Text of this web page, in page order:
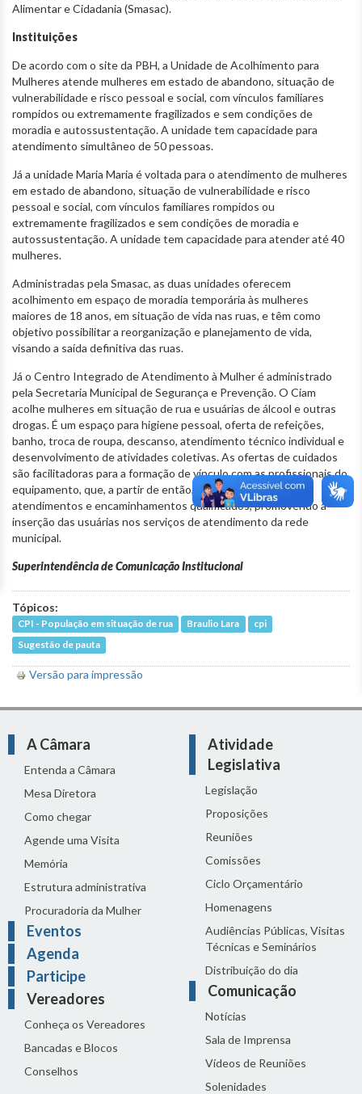
Alimentar e Cidadania (Smasac).
Instituições
De acordo com o site da PBH, a Unidade de Acolhimento para
Mulheres atende mulheres em estado de abandono, situação de
vulnerabilidade e risco pessoal e social, com vínculos familiares
rompidos ou extremamente fragilizados e sem condições de
moradia e autossustentação. A unidade tem capacidade para
atendimento simultâneo de 50 pessoas.
Já a unidade Maria Maria é voltada para o atendimento de mulheres
em estado de abandono, situação de vulnerabilidade e risco
pessoal e social, com vínculos familiares rompidos ou
extremamente fragilizados e sem condições de moradia e
autossustentação. A unidade tem capacidade para atender até 40
mulheres.
Administradas pela Smasac, as duas unidades oferecem
acolhimento em espaço de moradia temporária às mulheres
maiores de 18 anos, em situação de vida nas ruas, e têm como
objetivo possibilitar a reorganização e planejamento de vida,
visando a saída definitiva das ruas.
Já o Centro Integrado de Atendimento à Mulher é administrado
pela Secretaria Municipal de Segurança e Prevenção. O Ciam
acolhe mulheres em situação de rua e usuárias de álcool e outras
drogas. É um espaço para higiene pessoal, oferta de refeições,
banho, troca de roupa, descanso, atendimento técnico individual e
desenvolvimento de atividades coletivas. As ofertas de cuidados
são facilitadoras para a formação de vínculo com as profissionais do
equipamento, que, a partir de então, conseguem realizar
atendimentos e encaminhamentos qualificados, promovendo a
inserção das usuárias nos serviços de atendimento da rede
municipal.
Superintendência de Comunicação Institucional
Tópicos:
CPI - População em situação de rua Braulio Lara
cpi
Sugestão de pauta
Versão para impressão
A Câmara
Entenda a Câmara
Mesa Diretora
Como chegar
Agende uma Visita
Memória
Estrutura administrativa
Procuradoria da Mulher
Eventos
Agenda
Participe
Vereadores
Conheça os Vereadores
Bancadas e Blocos
Conselhos
Atividade
Legislativa
Legislação
Proposições
Reuniões
Comissões
Ciclo Orçamentário
Homenagens
Audiências Públicas, Visitas
Técnicas e Seminários
Distribuição do dia
Comunicação
Notícias
Sala de Imprensa
Vídeos de Reuniões
Solenidades